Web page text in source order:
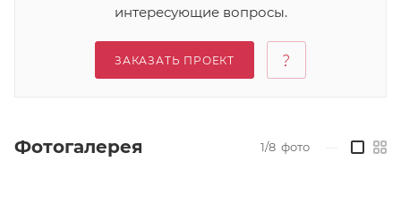
интересующие вопросы.
ЗАКАЗАТЬ ПРОЕКТ
Фотогалерея 1/8 фото